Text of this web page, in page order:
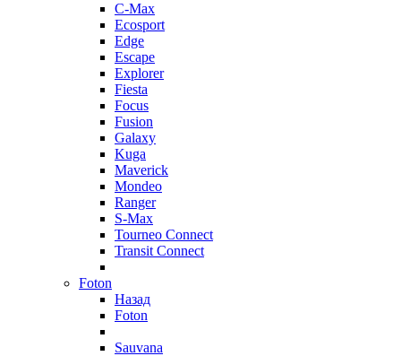
C-Max
Ecosport
Edge
Escape
Explorer
Fiesta
Focus
Fusion
Galaxy
Kuga
Maverick
Mondeo
Ranger
S-Max
Tourneo Connect
Transit Connect
Foton
Назад
Foton
Sauvana